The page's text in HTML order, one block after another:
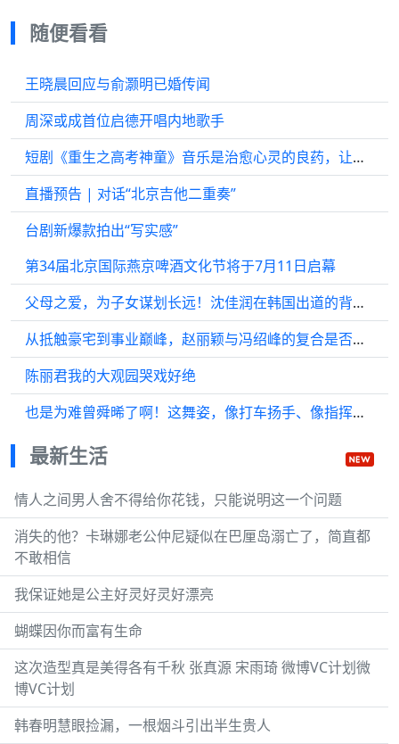
随便看看
王晓晨回应与俞灏明已婚传闻
周深或成首位启德开唱内地歌手
短剧《重生之高考神童》音乐是治愈心灵的良药，让每个音符为你驱散阴霾
直播预告 | 对话“北京吉他二重奏”
台剧新爆款拍出“写实感”
第34届北京国际燕京啤酒文化节将于7月11日启幕
父母之爱，为子女谋划长远！沈佳润在韩国出道的背后，是父母含泪的艰难抉择
从抵触豪宅到事业巅峰，赵丽颖与冯绍峰的复合是否有可能？ 冯绍峰
陈丽君我的大观园哭戏好绝
也是为难曾舜晞了啊！这舞姿，像打车扬手、像指挥交通！跳舞我还是另有人选吧
最新生活
情人之间男人舍不得给你花钱，只能说明这一个问题
消失的他？卡琳娜老公仲尼疑似在巴厘岛溺亡了，简直都
不敢相信
我保证她是公主好灵好灵好漂亮
蝴蝶因你而富有生命
这次造型真是美得各有千秋 张真源 宋雨琦 微博VC计划微
博VC计划
韩春明慧眼捡漏，一根烟斗引出半生贵人